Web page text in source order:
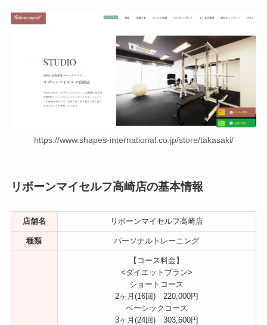
https://www.shapes-international.co.jp/store/takasaki/
リボーンマイセルフ高崎店の基本情報
店舗名 リボーンマイセルフ高崎店
種類 パーソナルトレーニング
【コース料金】
<ダイエットプラン>
ショートコース
2ヶ月(16回) 220,000円
ベーシックコース
3ヶ月(24回) 303,600円